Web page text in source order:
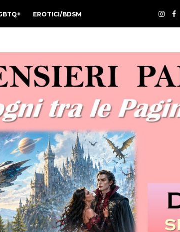
EROTICI/BDSM